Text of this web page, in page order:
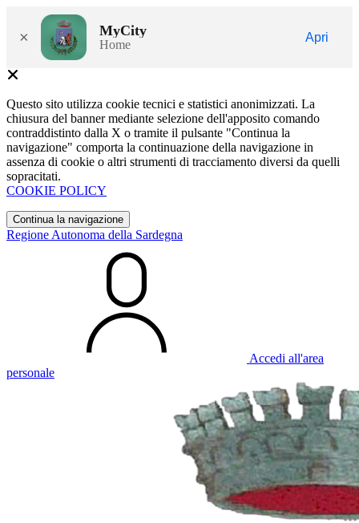
× MyCity
Home
Apri
Questo sito utilizza cookie tecnici e statistici anonimizzati. La
chiusura del banner mediante selezione dell'apposito comando
contraddistinto dalla X o tramite il pulsante "Continua la
navigazione" comporta la continuazione della navigazione in
assenza di cookie o altri strumenti di tracciamento diversi da quelli
sopracitati.
COOKIE POLICY
Continua la navigazione
Regione Autonoma della Sardegna
Accedi all'area
personale